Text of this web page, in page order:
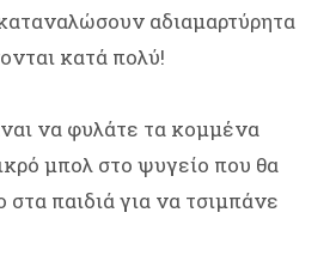
αδιαμαρτύρητα
κατά πολύ!
να φυλάτε τα κομμένα
μπολ στο ψυγείο που θα
στα παιδιά για να τσιμπάνε